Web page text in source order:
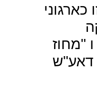
כארגוני
"מחוז
דאע"ש